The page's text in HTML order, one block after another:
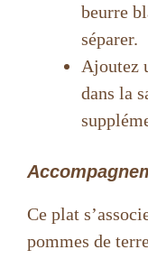
beurre
séparer.
Ajoutez
dans la
Ce plat
pommes de